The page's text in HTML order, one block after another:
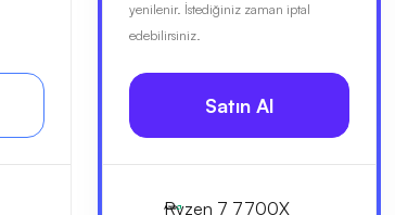
yenilenir. İstediğiniz zaman iptal
edebilirsiniz.
Satın Al
Ryzen 7 7700X